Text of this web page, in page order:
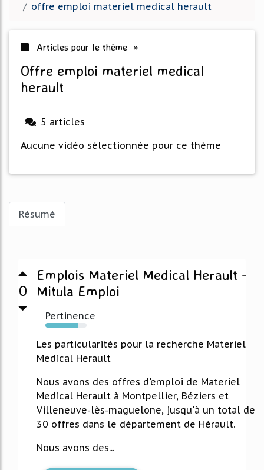
offre emploi materiel medical herault
Articles pour le thème »
offre emploi materiel medical
herault
5 articles
Aucune vidéo sélectionnée pour ce thème
Résumé
0
Emplois Materiel Medical Herault -
Mitula Emploi
Pertinence
80%
Les particularités pour la recherche Materiel
Medical Herault
Nous avons des offres d'emploi de Materiel
Medical Herault à Montpellier, Béziers et
Villeneuve-lès-maguelone, jusqu'à un total de
30 offres dans le département de Hérault.
Nous avons des...